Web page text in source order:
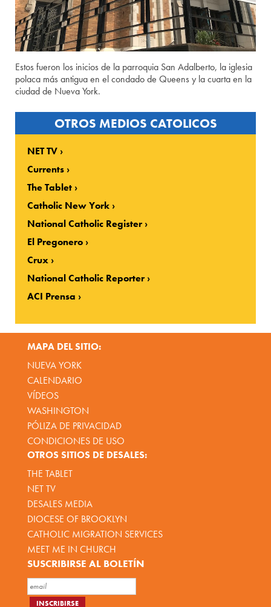
Estos fueron los inicios de la parroquia San Adalberto, la iglesia
polaca más antigua en el condado de Queens y la cuarta en la
ciudad de Nueva York.
OTROS MEDIOS CATOLICOS
NET TV
Currents
The Tablet
Catholic New York
National Catholic Register
El Pregonero
Crux
National Catholic Reporter
ACI Prensa
MAPA DEL SITIO:
NUEVA YORK
CALENDARIO
VÍDEOS
WASHINGTON
PÓLIZA DE PRIVACIDAD
CONDICIONES DE USO
OTROS SITIOS DE DESALES:
THE TABLET
NET TV
DESALES MEDIA
DIOCESE OF BROOKLYN
CATHOLIC MIGRATION SERVICES
MEET ME IN CHURCH
SUSCRIBIRSE AL BOLETÍN